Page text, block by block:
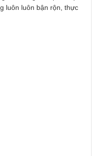
luôn luôn bận rộn, thực